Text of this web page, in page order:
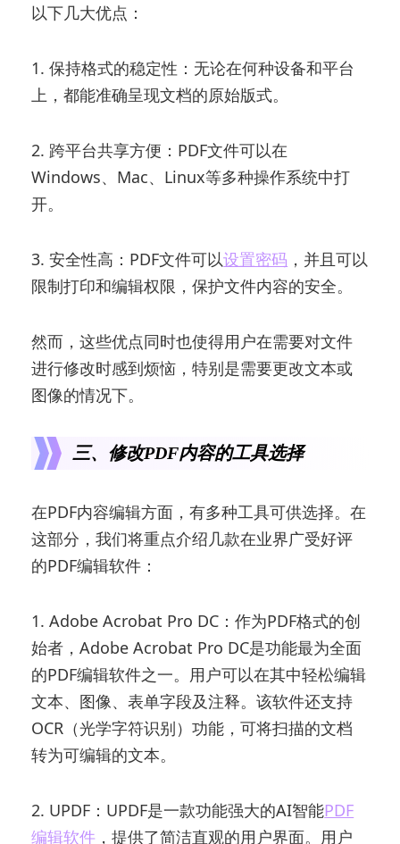
以下几大优点：
1. 保持格式的稳定性：无论在何种设备和平台
上，都能准确呈现文档的原始版式。
2. 跨平台共享方便：PDF文件可以在
Windows、Mac、Linux等多种操作系统中打
开。
3. 安全性高：PDF文件可以设置密码 ，并且可以
限制打印和编辑权限，保护文件内容的安全。
然而，这些优点同时也使得用户在需要对文件
进行修改时感到烦恼，特别是需要更改文本或
图像的情况下。
三、修改PDF内容的工具选择
在PDF内容编辑方面，有多种工具可供选择。在
这部分，我们将重点介绍几款在业界广受好评
的PDF编辑软件：
1. Adobe Acrobat Pro DC：作为PDF格式的创
始者，Adobe Acrobat Pro DC是功能最为全面
的PDF编辑软件之一。用户可以在其中轻松编辑
文本、图像、表单字段及注释。该软件还支持
OCR（光学字符识别）功能，可将扫描的文档
转为可编辑的文本。
2. UPDF：UPDF是一款功能强大的AI智能PDF
编辑软件 ，提供了简洁直观的用户界面。用户